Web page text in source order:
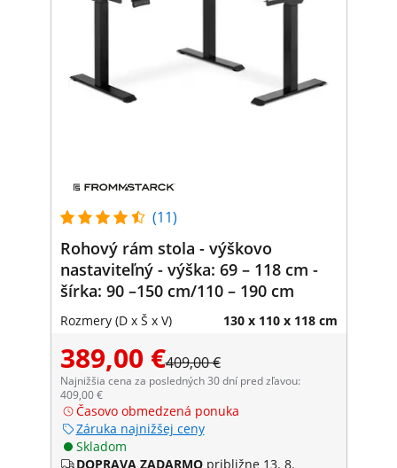
(11)
Rohový rám stola - výškovo
nastaviteľný - výška: 69 – 118 cm -
šírka: 90 –150 cm/110 – 190 cm
Rozmery (D x Š x V) 130 x 110 x 118 cm
389,00 €409,00 €
Najnižšia cena za posledných 30 dní pred zľavou:
409,00 €
Časovo obmedzená ponuka
Záruka najnižšej ceny
Skladom
DOPRAVA ZADARMO približne 13. 8.